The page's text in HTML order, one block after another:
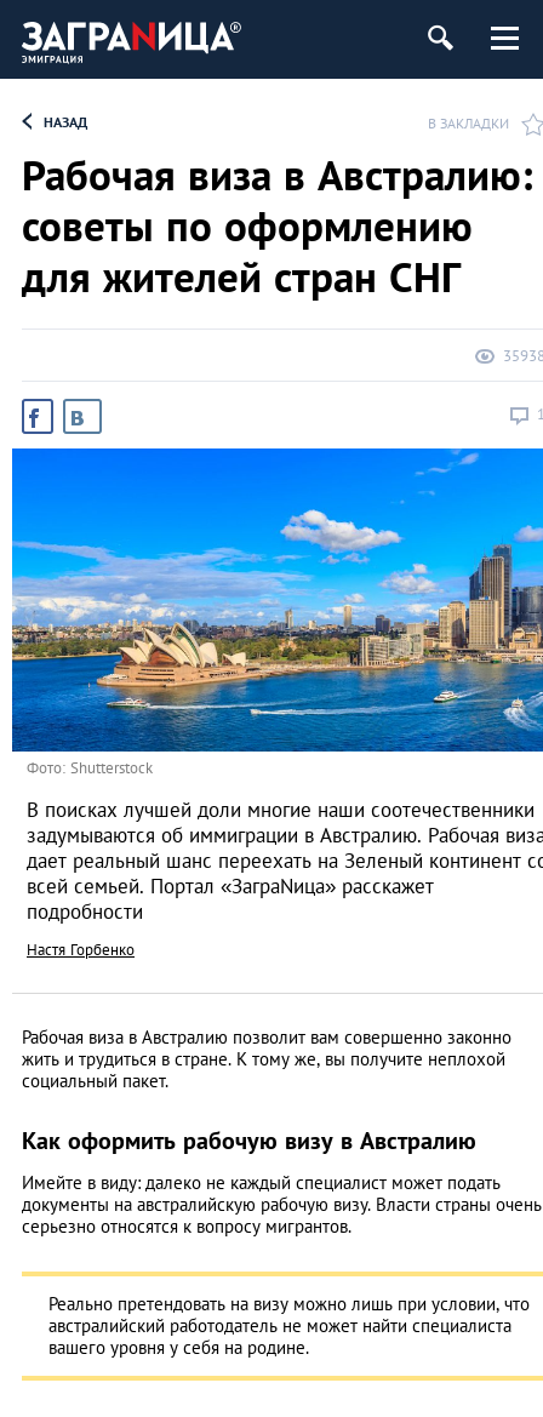
НАЗАД В ЗАКЛАДКИ
Рабочая виза в Австралию:
советы по оформлению
для жителей стран СНГ
Фото: Shutterstock
В поисках лучшей доли многие наши соотечественники
задумываются об иммиграции в Австралию. Рабочая
дает реальный шанс переехать на Зеленый континент
всей семьей. Портал «ЗаграNица» расскажет
подробности
Настя Горбенко
Рабочая виза в Австралию позволит вам совершенно законно
жить и трудиться в стране. К тому же, вы получите неплохой
социальный пакет.
Как оформить рабочую визу в Австралию
Имейте в виду: далеко не каждый специалист может подать
документы на австралийскую рабочую визу. Власти страны очень
серьезно относятся к вопросу мигрантов.
Реально претендовать на визу можно лишь при условии, что
австралийский работодатель не может найти специалиста
вашего уровня у себя на родине.